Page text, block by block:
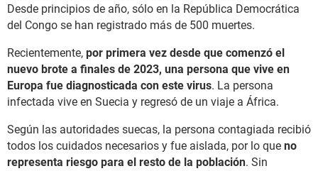
Desde principios de año, sólo en la República Democrática
del Congo se han registrado más de 500 muertes.
Recientemente, por primera vez desde que comenzó el
nuevo brote a finales de 2023, una persona que vive en
Europa fue diagnosticada con este virus. La persona
infectada vive en Suecia y regresó de un viaje a África.
Según las autoridades suecas, la persona contagiada recibió
todos los cuidados necesarios y fue aislada, por lo que no
representa riesgo para el resto de la población. Sin